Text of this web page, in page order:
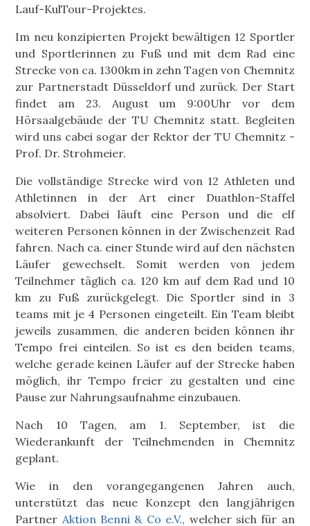
Lauf-KulTour-Projektes.
Im neu konzipierten Projekt bewältigen 12 Sportler
und Sportlerinnen zu Fuß und mit dem Rad eine
Strecke von ca. 1300km in zehn Tagen von Chemnitz
zur Partnerstadt Düsseldorf und zurück. Der Start
findet am 23. August um 9:00Uhr vor dem
Hörsaalgebäude der TU Chemnitz statt. Begleiten
wird uns cabei sogar der Rektor der TU Chemnitz -
Prof. Dr. Strohmeier.
Die vollständige Strecke wird von 12 Athleten und
Athletinnen in der Art einer Duathlon-Staffel
absolviert. Dabei läuft eine Person und die elf
weiteren Personen können in der Zwischenzeit Rad
fahren. Nach ca. einer Stunde wird auf den nächsten
Läufer gewechselt. Somit werden von jedem
Teilnehmer täglich ca. 120 km auf dem Rad und 10
km zu Fuß zurückgelegt. Die Sportler sind in 3
teams mit je 4 Personen eingeteilt. Ein Team bleibt
jeweils zusammen, die anderen beiden können ihr
Tempo frei einteilen. So ist es den beiden teams,
welche gerade keinen Läufer auf der Strecke haben
möglich, ihr Tempo freier zu gestalten und eine
Pause zur Nahrungsaufnahme einzubauen.
Nach 10 Tagen, am 1. September, ist die
Wiederankunft der Teilnehmenden in Chemnitz
geplant.
Wie in den vorangegangenen Jahren auch,
unterstützt das neue Konzept den langjährigen
Partner Aktion Benni & Co e.V., welcher sich für an